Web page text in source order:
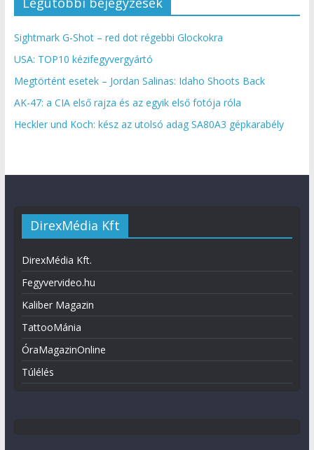
Sightmark G-Shot – red dot régebbi Glockokra
USA: TOP10 kézifegyvergyártó
Megtörtént esetek – Jordan Salinas: Idaho Shoots Back
AK-47: a CIA első rajza és az egyik első fotója róla
Heckler und Koch: kész az utolsó adag SA80A3 gépkarabély
DirexMédia Kft
DirexMédia Kft.
Fegyvervideo.hu
Kaliber Magazin
TattooMánia
ÓraMagazinOnline
Túlélés